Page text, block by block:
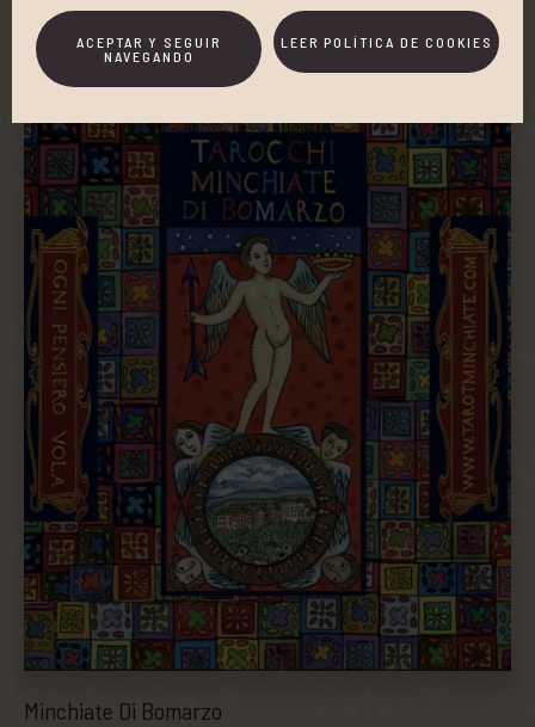
ACEPTAR Y SEGUIR
NAVEGANDO
LEER POLÍTICA DE COOKIES
Minchiate Di Bomarzo
‹ ›